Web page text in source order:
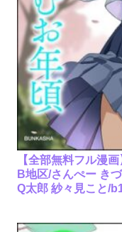
【全部無料フル漫
B地区/さんぺー き
Q太郎 紗々見こと/